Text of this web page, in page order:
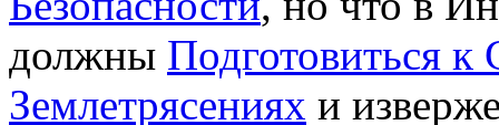
должны Подготовиться к
Землетрясениях и